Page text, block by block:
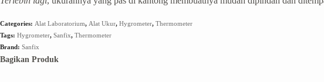
Categories: Alat Laboratorium, Alat Ukur, Hygrometer, Thermometer
Tags: Hygrometer, Sanfix, Thermometer
Brand: Sanfix
Bagikan Produk